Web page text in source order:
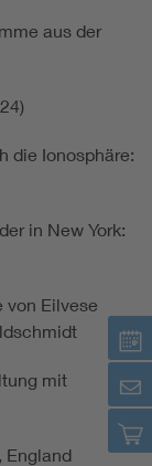
aus der
die Ionosphäre:
in New York:
von Eilvese
mit
England